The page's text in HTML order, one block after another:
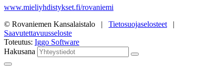
www.mieliyhdistykset.fi/rovaniemi
© Rovaniemen Kansalaistalo | Tietosuojaselosteet |
Saavutettavuusseloste
Toteutus: Iggo Software
Hakusana